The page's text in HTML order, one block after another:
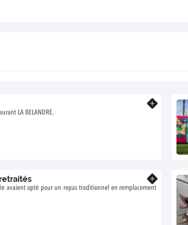
LA BELANDRE.
avaient opté pour un repas traditionnel en remplacement